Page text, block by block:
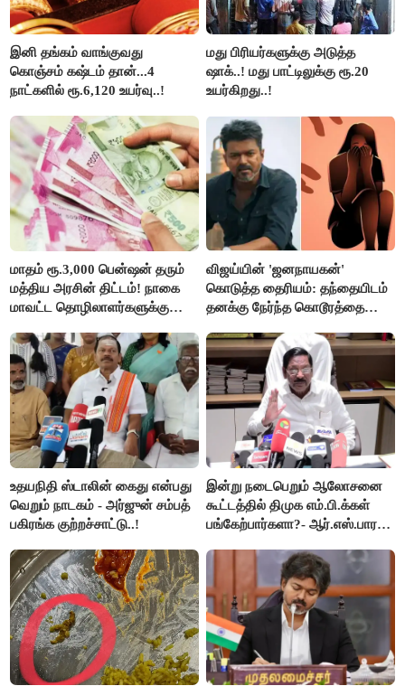
இனி தங்கம் வாங்குவது
கொஞ்சம் கஷ்டம் தான்...4
நாட்களில் ரூ.6,120 உயர்வு..!
மது பிரியர்களுக்கு அடுத்த
ஷாக்..! மது பாட்டிலுக்கு ரூ.20
உயர்கிறது..!
மாதம் ரூ.3,000 பென்ஷன் தரும்
மத்திய அரசின் திட்டம்! நாகை
மாவட்ட தொழிலாளர்களுக்கு
செய்தி!
விஜய்யின் 'ஜனநாயகன்'
கொடுத்த தைரியம்: தந்தையிடம்
தனக்கு நேர்ந்த கொடூரத்தை
உதயநிதி ஸ்டாலின் கைது என்பது
வெறும் நாடகம் - அர்ஜுன் சம்பத்
பகிரங்க குற்றச்சாட்டு..!
இன்று நடைபெறும் ஆலோசனை
கூட்டத்தில் திமுக எம்.பி.க்கள்
பங்கேற்பார்களா?- ஆர்.எஸ்.பாரதி